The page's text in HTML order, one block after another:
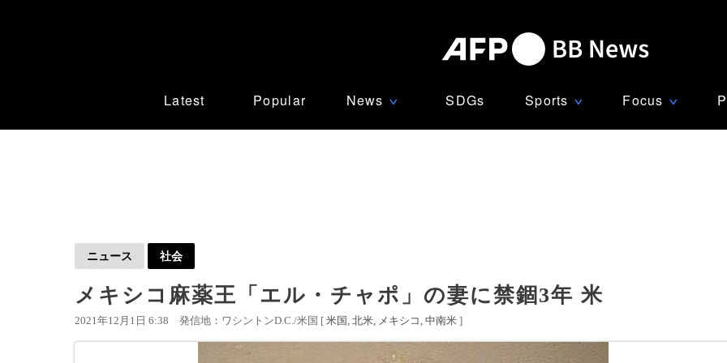
Latest Popular News ∨ SDGs Sports ∨ Focus ∨
ニュース 社会
メキシコ麻薬王「エル・チャポ」の妻に禁錮3年 米
2021年12月1日 6:38 発信地：ワシントンD.C./米国 [ 米国 北米 メキシコ 中南米 ]